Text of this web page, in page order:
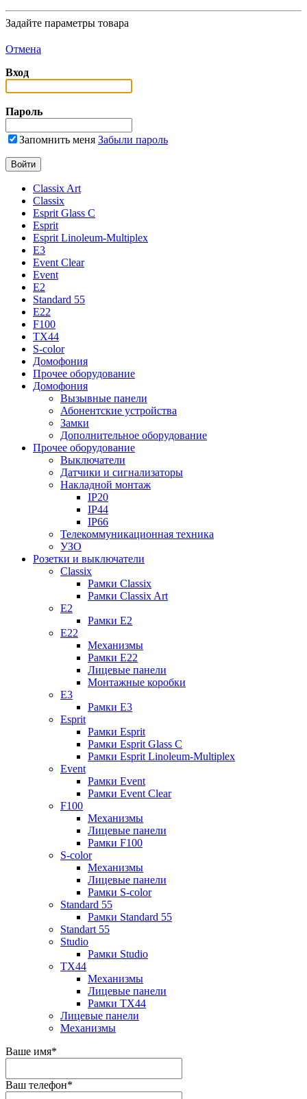
Задайте параметры товара
Отмена
Вход
Пароль
Запомнить меня Забыли пароль
Classix Art
Classix
Esprit Glass C
Esprit
Esprit Linoleum-Multiplex
E3
Event Clear
Event
E2
Standard 55
E22
F100
TX44
S-color
Домофония
Прочее оборудование
Домофония
Вызывные панели
Абонентские устройства
Замки
Дополнительное оборудование
Прочее оборудование
Выключатели
Датчики и сигнализаторы
Накладной монтаж
IP20
IP44
IP66
Телекоммуникационная техника
УЗО
Розетки и выключатели
Classix
Рамки Classix
Рамки Classix Art
E2
Рамки E2
E22
Механизмы
Рамки E22
Лицевые панели
Монтажные коробки
E3
Рамки E3
Esprit
Рамки Esprit
Рамки Esprit Glass C
Рамки Esprit Linoleum-Multiplex
Event
Рамки Event
Рамки Event Clear
F100
Механизмы
Лицевые панели
Рамки F100
S-color
Механизмы
Лицевые панели
Рамки S-color
Standard 55
Рамки Standard 55
Standart 55
Studio
Рамки Studio
TX44
Механизмы
Лицевые панели
Рамки TX44
Лицевые панели
Механизмы
Ваше имя*
Ваш телефон*